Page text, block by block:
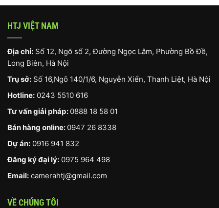
HTJ VIỆT NAM
Địa chỉ: Số 12, Ngõ số 2, Đường Ngọc Lâm, Phường Bồ Đề,
Long Biên, Hà Nội
Trụ sở: Số 16,Ngõ 140/1/6, Nguyễn Xiển, Thanh Liệt, Hà Nội
Hotline: 0243 5510 616
Tư vấn giải pháp: 0888 18 58 01
Bán hàng online: 0947 26 8338
Dự án: 0916 941 832
Đăng ký đại lý: 0975 964 498
Email: camerahtj@gmail.com
VỀ CHÚNG TÔI